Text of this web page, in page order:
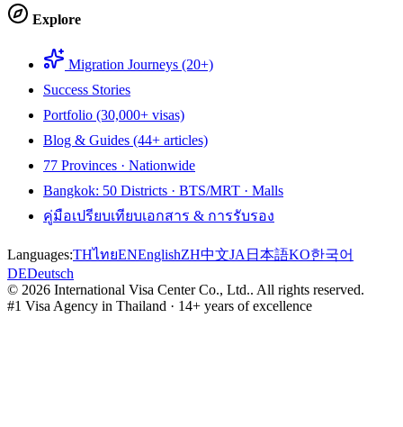
Explore
Migration Journeys (20+)
Success Stories
Portfolio (30,000+ visas)
Blog & Guides (44+ articles)
77 Provinces · Nationwide
Bangkok: 50 Districts · BTS/MRT · Malls
คู่มือเปรียบเทียบเอกสาร & การรับรอง
Languages:THไทยENEnglishZH中文JA 日本語KO한국어
DEDeutsch
© 2026 International Visa Center Co., Ltd.. All rights reserved.
#1 Visa Agency in Thailand · 14+ years of excellence